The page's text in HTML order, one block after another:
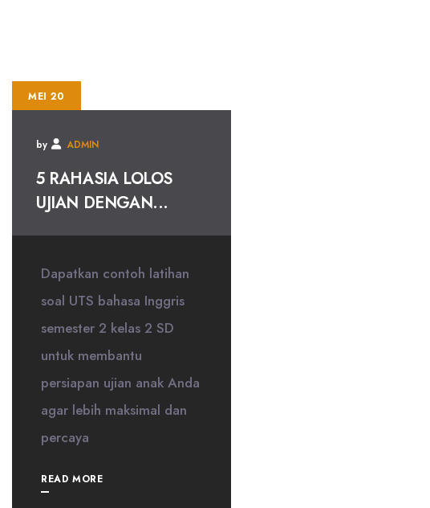
MEI 20
by ADMIN
5 RAHASIA LOLOS
UJIAN DENGAN...
Dapatkan contoh latihan
soal UTS bahasa Inggris
semester 2 kelas 2 SD
untuk membantu
persiapan ujian anak Anda
agar lebih maksimal dan
percaya
READ MORE